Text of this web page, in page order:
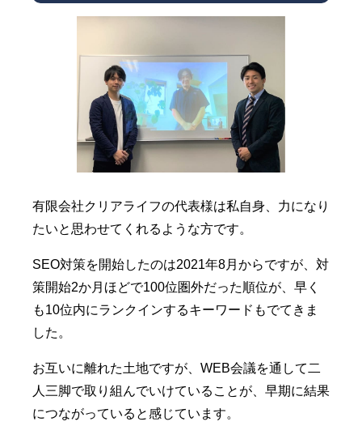
有限会社クリアライフの代表様は私自身、力になり
たいと思わせてくれるような方です。
SEO対策を開始したのは2021年8月からですが、対
策開始2か月ほどで100位圏外だった順位が、早く
も10位内にランクインするキーワードもでてきま
した。
お互いに離れた土地ですが、WEB会議を通して二
人三脚で取り組んでいけていることが、早期に結果
につながっていると感じています。